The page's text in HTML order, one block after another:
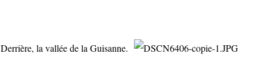
Derrière, la vallée de la Guisanne.